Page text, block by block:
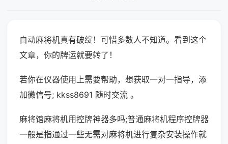
自动麻将机真有破绽！可惜多数人不知道。看到这个
文章，你的牌运就要转了！
若你在仪器使用上需要帮助，想获取一对一指导，添
加微信号; kkss8691 随时交流 。
麻将馆麻将机用控牌神器多吗;普通麻将机程序控牌器
一般是指通过一些无需对麻将机进行复杂安装操作就